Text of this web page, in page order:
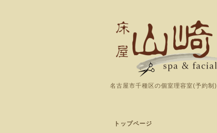
名古屋市千種区の個室理容室(予約制)
トップページ